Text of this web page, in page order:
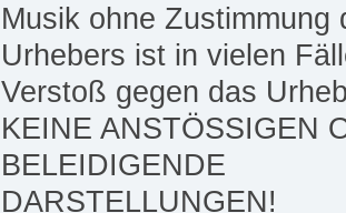
Musik ohne Zustimmung
Urhebers ist in vielen
Verstoß gegen das
KEINE ANSTÖSSIGEN
BELEIDIGENDE
DARSTELLUNGEN!